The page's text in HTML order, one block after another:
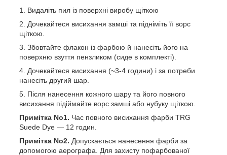
Видаліть пил із поверхні виробу щіткою
Дочекайтеся висихання замші та підніміть її ворс
щіткою.
Збовтайте флакон із фарбою й нанесіть його на
поверхню взуття пензликом (сиде в комплекті).
Дочекайтеся висихання (~3-4 години) і за потреби
нанесіть другий шар.
Після нанесення кожного шару та його повного
висихання підіймайте ворс замші або нубуку щіткою.
Примітка No1. Час повного висихання фарби TRG
Suede Dye — 12 годин.
Примітка No2. Допускається нанесення фарби за
допомогою аерографа. Для захисту пофарбованої